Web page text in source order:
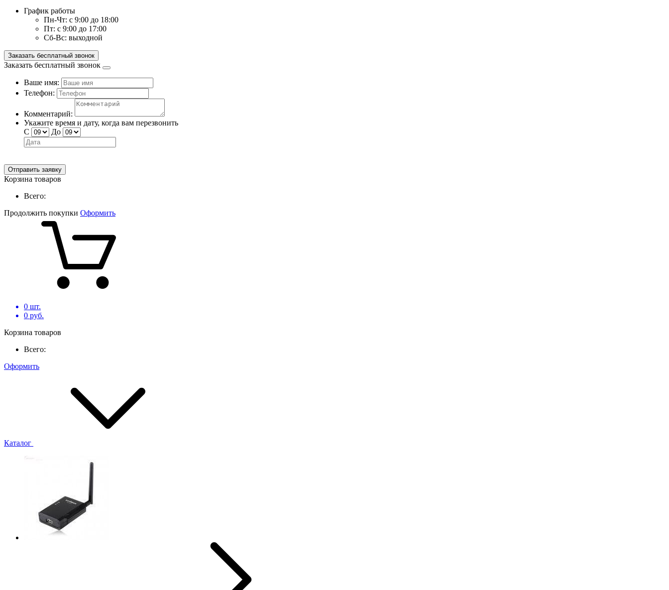
График работы
Пн-Чт: с 9:00 до 18:00
Пт: с 9:00 до 17:00
Сб-Вс: выходной
Заказать бесплатный звонок
Заказать бесплатный звонок
Ваше имя:
Телефон:
Комментарий:
Укажите время и дату, когда вам перезвонить
С
До
Отправить заявку
Корзина товаров
Всего:
Продолжить покупки Оформить
0 шт.
0 руб.
Корзина товаров
Всего:
Оформить
Каталог